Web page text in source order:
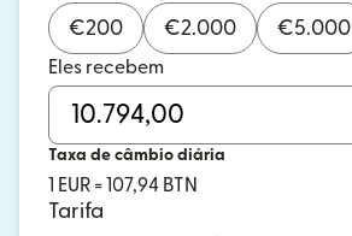
€200 €2.000 €5.000
Eles recebem
Taxa de câmbio diária
1 EUR = 107,94 BTN
Tarifa